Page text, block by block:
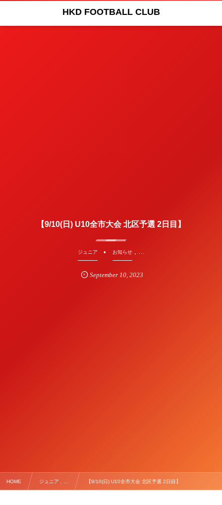
HKD FOOTBALL CLUB
【9/10(日) U10全市大会 北区予選 2日目】
ジュニア お知らせ, …
September 10, 2023
HOME ジュニア , … 【9/10(日) U10全市大会 北区予選 2日目】